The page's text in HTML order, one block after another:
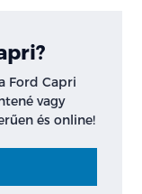
Ford Capri
vagy
és online!